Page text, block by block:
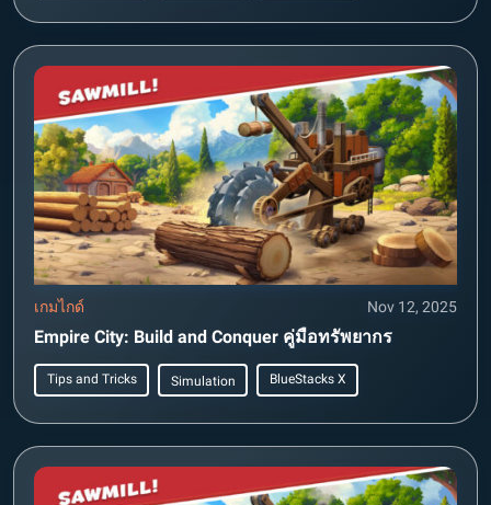
เกมไกด์ Nov 12, 2025
Empire City: Build and Conquer คู่มือทรัพยากร
Tips and Tricks Simulation BlueStacks X